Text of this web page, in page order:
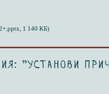
1 140 КБ)
"Установи